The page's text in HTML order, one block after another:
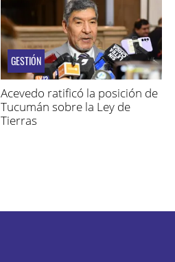
GESTIÓN
Acevedo ratificó la posición de
Tucumán sobre la Ley de
Tierras